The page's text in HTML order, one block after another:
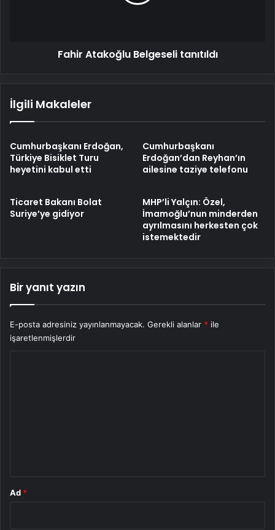
Fahir Atakoğlu Belgeseli tanıtıldı
İlgili Makaleler
Cumhurbaşkanı Erdoğan,
Türkiye Bisiklet Turu
heyetini kabul etti
Cumhurbaşkanı
Erdoğan’dan Reyhan’ın
ailesine taziye telefonu
Ticaret Bakanı Bolat
Suriye’ye gidiyor
MHP’li Yalçın: Özel,
İmamoğlu’nun minderden
ayrılmasını herkesten çok
istemektedir
Bir yanıt yazın
E-posta adresiniz yayınlanmayacak. Gerekli alanlar * ile
işaretlenmişlerdir
Ad *